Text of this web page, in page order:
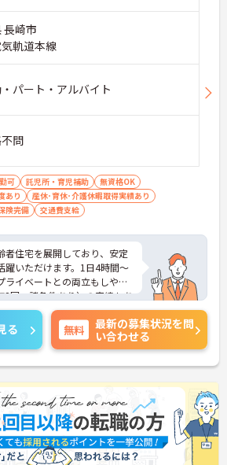
長崎市
軌道本線
パート・アルバイト
問
可 託児所・育児補助
無資格OK
あり
産休･育休･介護休暇取得実績あり
険完備 交通費支給
者住宅を展開しており、安定
躍いただけます。1日4時間～
ライベートとの両立もしやす
2回、諸条件あり）の実績もあ
しっかりと評価されます。無
）や、育休からの復職をサポ
プラス）制度（最大10万
度（最大10万円補助）など、
ます。社内研修やキャリアパ
スキルアップを目指したい方
のある方には、面接対策ポイ
をお話ししますのでお気軽に
る 無料
最新の募集状況を問
い合わせる